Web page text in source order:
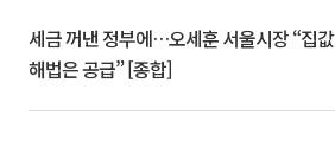
세금 꺼낸 정부에…오세훈 서울시장 “집값
해법은 공급” [종합]